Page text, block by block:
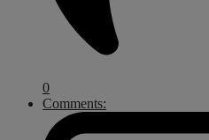
0
Comments: